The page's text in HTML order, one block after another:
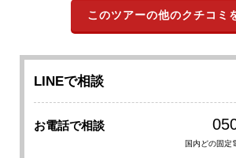
このツアーの他のクチコミ
LINEで相談
お電話で相談
国内どの固定